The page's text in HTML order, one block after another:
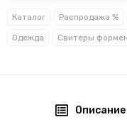
Каталог Распродажа %
Одежда Свитеры
Описание